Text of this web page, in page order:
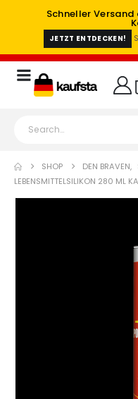
Schneller Versand
JETZT ENTDECKEN!
SHOP DEN BRAVEN,
LEBENSMITTELSILIKON 280 ML